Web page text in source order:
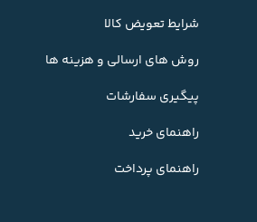
شرایط تعویض کالا
روش های ارسالی و هزینه ها
پیگیری سفارشات
راهنمای خرید
راهنمای پرداخت